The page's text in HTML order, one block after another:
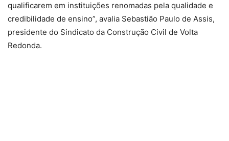
qualificarem em instituições renomadas pela qualidade e
credibilidade de ensino”, avalia Sebastião Paulo de Assis,
presidente do Sindicato da Construção Civil de Volta
Redonda.